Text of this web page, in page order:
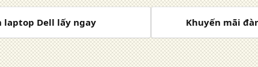
laptop Dell lấy ngay Khuyến mãi